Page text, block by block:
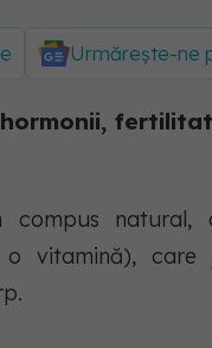
Urmărește-ne
compus natural,
vitamină),